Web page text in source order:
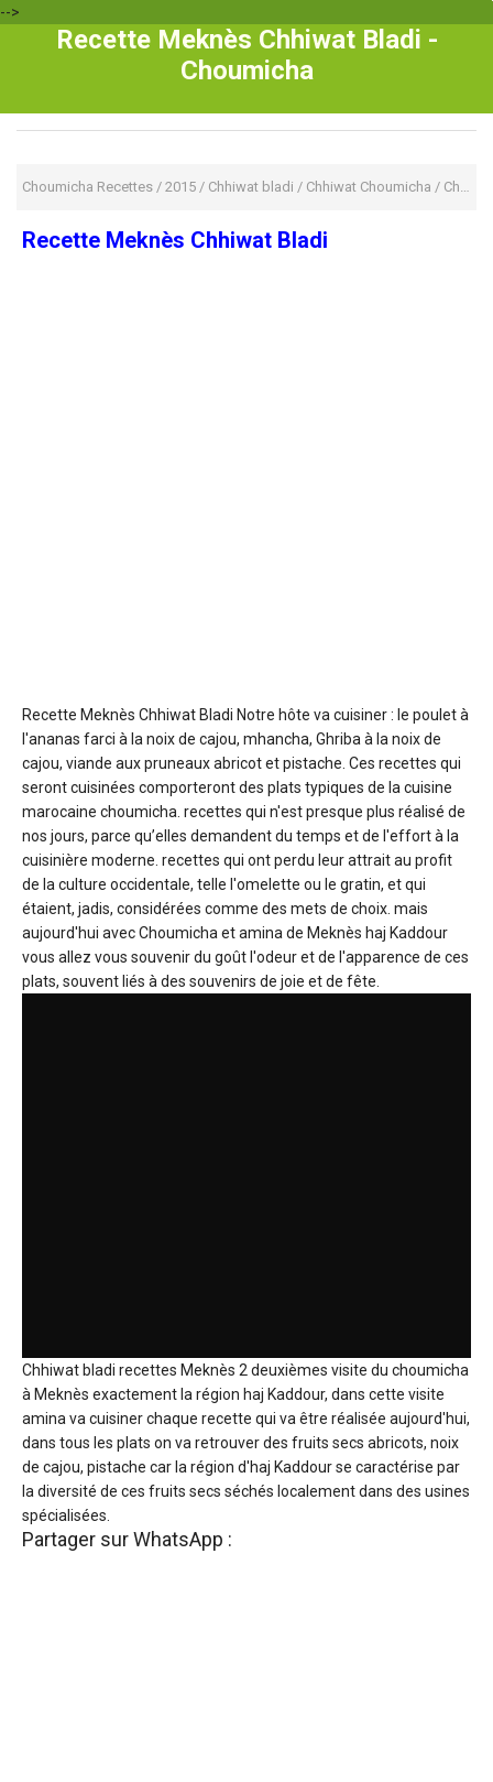
-->
Recette Meknès Chhiwat Bladi -
Choumicha
Choumicha Recettes / 2015 / Chhiwat bladi / Chhiwat Choumicha / Choumicha 2015
Recette Meknès Chhiwat Bladi
Recette Meknès Chhiwat Bladi Notre hôte va cuisiner : le poulet à
l'ananas farci à la noix de cajou, mhancha, Ghriba à la noix de
cajou, viande aux pruneaux abricot et pistache. Ces recettes qui
seront cuisinées comporteront des plats typiques de la cuisine
marocaine choumicha. recettes qui n'est presque plus réalisé de
nos jours, parce qu’elles demandent du temps et de l'effort à la
cuisinière moderne. recettes qui ont perdu leur attrait au profit
de la culture occidentale, telle l'omelette ou le gratin, et qui
étaient, jadis, considérées comme des mets de choix. mais
aujourd'hui avec Choumicha et amina de Meknès haj Kaddour
vous allez vous souvenir du goût l'odeur et de l'apparence de ces
plats, souvent liés à des souvenirs de joie et de fête.
Chhiwat bladi recettes Meknès 2 deuxièmes visite du choumicha
à Meknès exactement la région haj Kaddour, dans cette visite
amina va cuisiner chaque recette qui va être réalisée aujourd'hui,
dans tous les plats on va retrouver des fruits secs abricots, noix
de cajou, pistache car la région d'haj Kaddour se caractérise par
la diversité de ces fruits secs séchés localement dans des usines
spécialisées.
Partager sur WhatsApp :